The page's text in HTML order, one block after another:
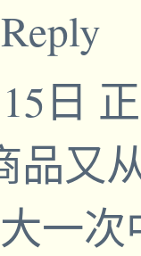
Reply
日
品又
一